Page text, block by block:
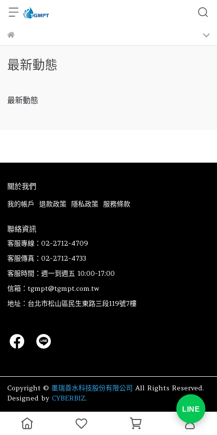
最新動態
最新動態
關於我們
我的帳戶 退款政策 隱私政策 服務條款
聯絡資訊
客服專線：02-2712-4709
客服傳真：02-2712-4733
客服時間：週一到週五 10:00-17:00
信箱：tgmpt@tgmpt.com.tw
地址：台北市松山區民生東路三段119號7樓
Copyright © 墨瑞善水科技股份有限公司 All Rights Reserved.
Designed by CYBERBIZ.
LINE